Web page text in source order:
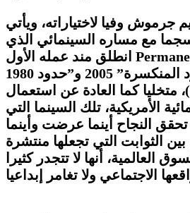
وفيا لاختياراته، ويأتي
مع مساره السينمائي الذي
1980
المراقبة” (2009)، متخليا كما العادة عن استعمال
الأمريكية، تلك السينما التي
النجاح أينما عرضت وأينما
الثوابت التي تجعلها منتشرة
العالمية، أنها لا تتجدر كثيرا